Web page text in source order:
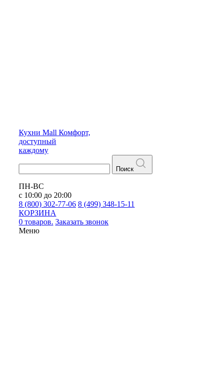
Кухни Mall Комфорт,
доступный
каждому
Поиск
ПН-ВС
с 10:00 до 20:00
8 (800) 302-77-06 8 (499) 348-15-11
КОРЗИНА
0 товаров. Заказать звонок
Меню